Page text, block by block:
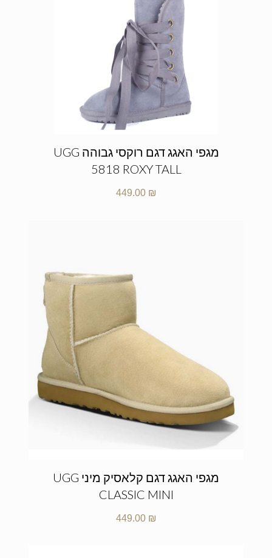
מגפי האגג דגם רוקסי גבוהה UGG
5818 ROXY TALL
449.00 ₪
מגפי האגג דגם קלאסיק מיני UGG
CLASSIC MINI
449.00 ₪